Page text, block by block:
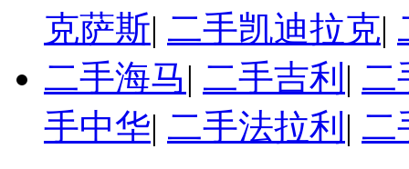
克萨斯| 二手凯迪拉克|
二手海马| 二手吉利 | 二
手中华| 二手法拉利 | 二